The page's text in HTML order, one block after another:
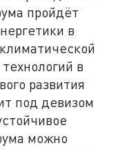
пройдёт
в
в
развития
под девизом
можно